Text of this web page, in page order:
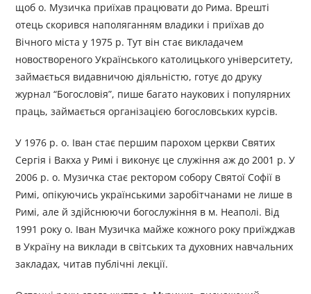
щоб о. Музичка приїхав працювати до Рима. Врешті
отець скорився наполяганням владики і приїхав до
Вічного міста у 1975 р. Тут він стає викладачем
новоствореного Українського католицького університету,
займається видавничою діяльністю, готує до друку
журнал “Богословія”, пише багато наукових і популярних
праць, займається організацією богословських курсів.
У 1976 р. о. Іван стає першим парохом церкви Святих
Сергія і Вакха у Римі і виконує це служіння аж до 2001 р. У
2006 р. о. Музичка стає ректором собору Святої Софії в
Римі, опікуючись українськими заробітчанами не лише в
Римі, але й здійснюючи богослужіння в м. Неаполі. Від
1991 року о. Іван Музичка майже кожного року приїжджав
в Україну на виклади в світських та духовних навчальних
закладах, читав публічні лекції.